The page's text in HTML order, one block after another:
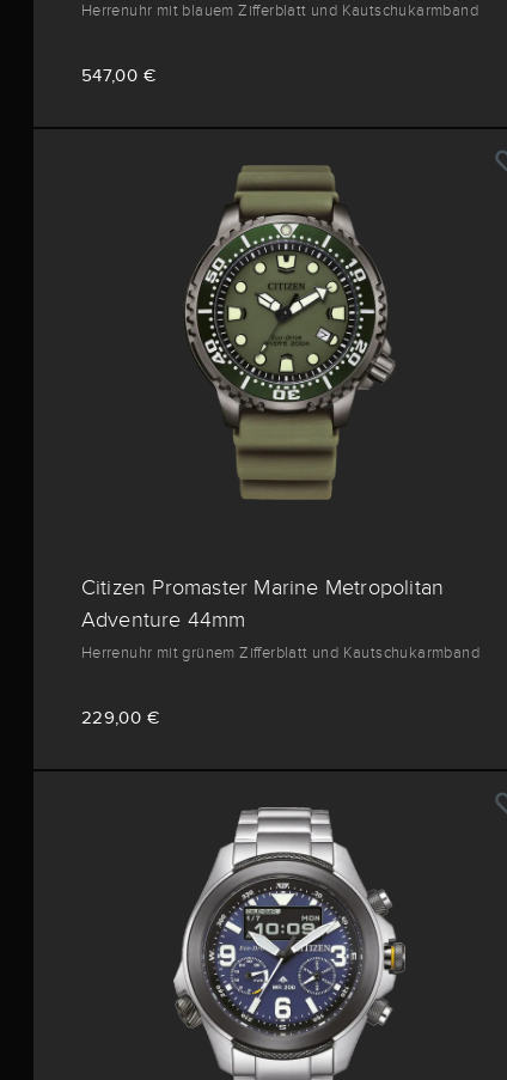
Herrenuhr mit blauem Zifferblatt und Kautschukarmband
547,00 €
Citizen Promaster Marine Metropolitan
Adventure 44mm
Herrenuhr mit grünem Zifferblatt und Kautschukarmband
229,00 €